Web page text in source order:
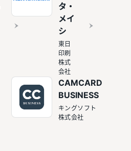
タ・
メイ
シ
東日
印刷
株式
会社
CAMCARD
BUSINESS
キングソフト
株式会社